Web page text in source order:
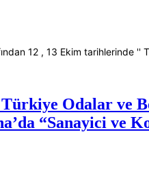
12 , 13 Ekim tarihlerinde
Türkiye Odalar ve
“Sanayici ve